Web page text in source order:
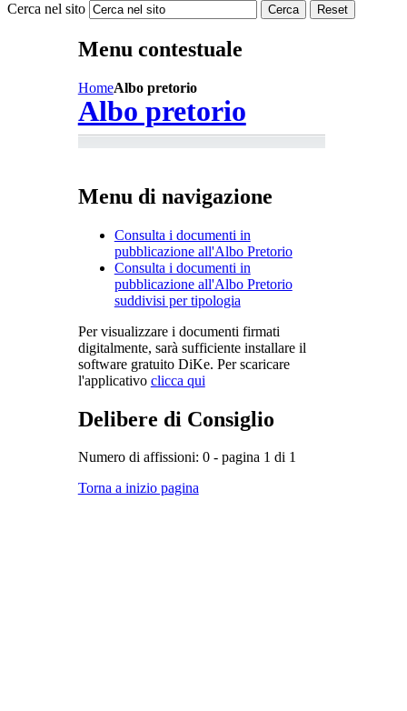
Cerca nel sito Cerca Reset
Menu contestuale
HomeAlbo pretorio
Albo pretorio
Menu di navigazione
Consulta i documenti in
pubblicazione all'Albo Pretorio
Consulta i documenti in
pubblicazione all'Albo Pretorio
suddivisi per tipologia
Per visualizzare i documenti firmati
digitalmente, sarà sufficiente installare il
software gratuito DiKe. Per scaricare
l'applicativo clicca qui
Delibere di Consiglio
Numero di affissioni: 0 - pagina 1 di 1
Torna a inizio pagina